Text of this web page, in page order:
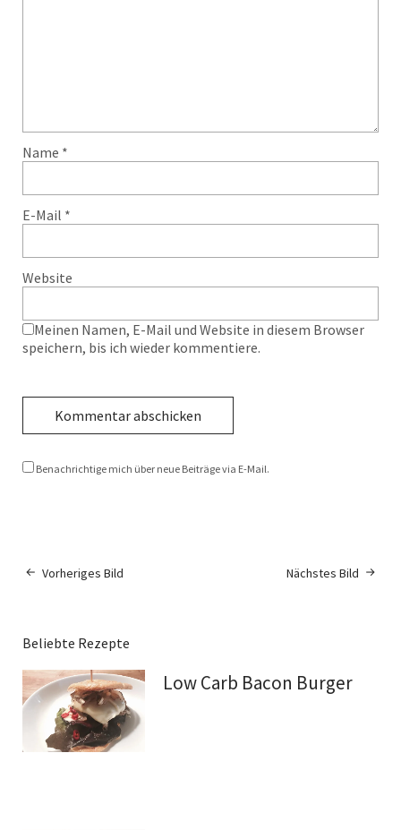
Name *
E-Mail *
Website
Meinen Namen, E-Mail und Website in diesem Browser
speichern, bis ich wieder kommentiere.
Benachrichtige mich über neue Beiträge via E-Mail.
Nächstes Bild
Vorheriges Bild
Beliebte Rezepte
Low Carb Bacon Burger